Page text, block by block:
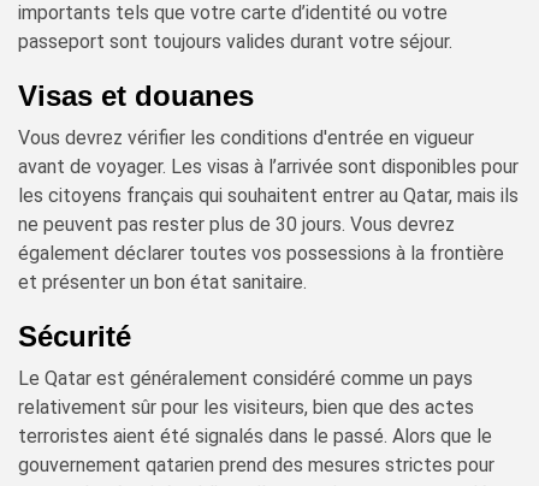
importants tels que votre carte d’identité ou votre
passeport sont toujours valides durant votre séjour.
Visas et douanes
Vous devrez vérifier les conditions d'entrée en vigueur
avant de voyager. Les visas à l’arrivée sont disponibles pour
les citoyens français qui souhaitent entrer au Qatar, mais ils
ne peuvent pas rester plus de 30 jours. Vous devrez
également déclarer toutes vos possessions à la frontière
et présenter un bon état sanitaire.
Sécurité
Le Qatar est généralement considéré comme un pays
relativement sûr pour les visiteurs, bien que des actes
terroristes aient été signalés dans le passé. Alors que le
gouvernement qatarien prend des mesures strictes pour